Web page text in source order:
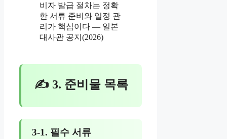
비자 발급 절차는 정확
한 서류 준비와 일정 관
리가 핵심이다 — 일본
대사관 공지(2026)
✍ 3. 준비물 목록
3-1. 필수 서류